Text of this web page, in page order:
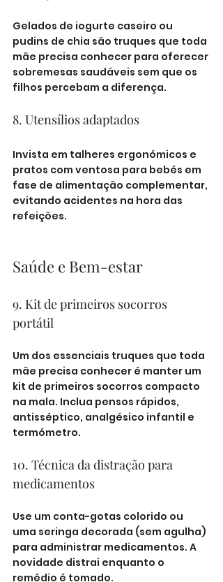
Gelados de iogurte caseiro ou
pudins de chia são truques que toda
mãe precisa conhecer para oferecer
sobremesas saudáveis sem que os
filhos percebam a diferença.
8. Utensílios adaptados
Invista em talheres ergonómicos e
pratos com ventosa para bebés em
fase de alimentação complementar,
evitando acidentes na hora das
refeições.
Saúde e Bem-estar
9. Kit de primeiros socorros
portátil
Um dos essenciais truques que toda
mãe precisa conhecer é manter um
kit de primeiros socorros compacto
na mala. Inclua pensos rápidos,
antisséptico, analgésico infantil e
termómetro.
10. Técnica da distração para
medicamentos
Use um conta-gotas colorido ou
uma seringa decorada (sem agulha)
para administrar medicamentos. A
novidade distrai enquanto o
remédio é tomado.